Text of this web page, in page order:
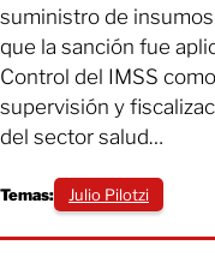
suministro de
que la sanción fue
Control del IMSS
supervisión y
del sector salud…
Temas: Julio Pilotzi